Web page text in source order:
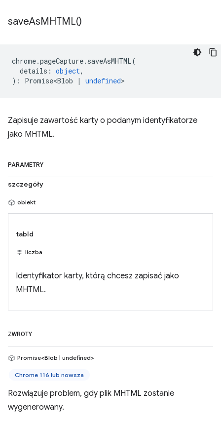
saveAsMHTML()
chrome.pageCapture. saveAsMHTML(
details : object,
) : Promise<Blob | undefined>
Zapisuje zawartość karty o podanym identyfikatorze
jako MHTML.
PARAMETRY
szczegóły
obiekt
tabId
liczba
Identyfikator karty, którą chcesz zapisać jako
MHTML.
ZWROTY
Promise<Blob | undefined>
Chrome 116 lub nowsza
Rozwiązuje problem, gdy plik MHTML zostanie
wygenerowany.